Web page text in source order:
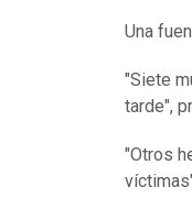
Una
"Siete
tarde",
"Otros